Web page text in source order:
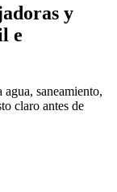
y
e
saneamiento,
claro antes de